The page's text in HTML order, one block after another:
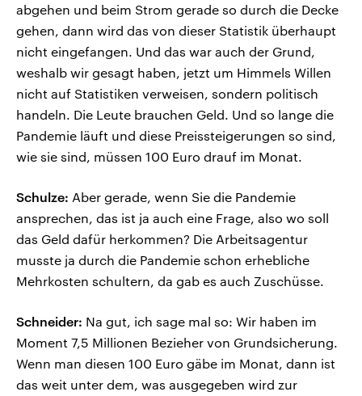
abgehen und beim Strom gerade so durch die Decke
gehen, dann wird das von dieser Statistik überhaupt
nicht eingefangen. Und das war auch der Grund,
weshalb wir gesagt haben, jetzt um Himmels Willen
nicht auf Statistiken verweisen, sondern politisch
handeln. Die Leute brauchen Geld. Und so lange die
Pandemie läuft und diese Preissteigerungen so sind,
wie sie sind, müssen 100 Euro drauf im Monat.
Schulze: Aber gerade, wenn Sie die Pandemie
ansprechen, das ist ja auch eine Frage, also wo soll
das Geld dafür herkommen? Die Arbeitsagentur
musste ja durch die Pandemie schon erhebliche
Mehrkosten schultern, da gab es auch Zuschüsse.
Schneider: Na gut, ich sage mal so: Wir haben im
Moment 7,5 Millionen Bezieher von Grundsicherung.
Wenn man diesen 100 Euro gäbe im Monat, dann ist
das weit unter dem, was ausgegeben wird zur